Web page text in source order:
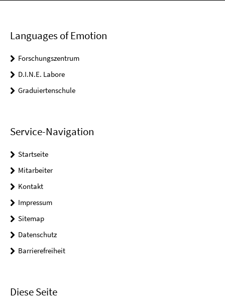
Languages of Emotion
Forschungszentrum
D.I.N.E. Labore
Graduiertenschule
Service-Navigation
Startseite
Mitarbeiter
Kontakt
Impressum
Sitemap
Datenschutz
Barrierefreiheit
Diese Seite